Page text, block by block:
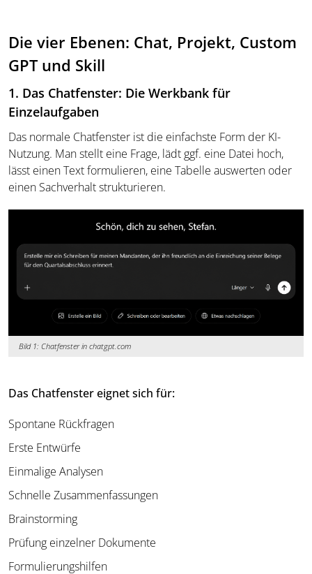
Die vier Ebenen: Chat, Projekt, Custom
GPT und Skill
1. Das Chatfenster: Die Werkbank für
Einzelaufgaben
Das normale Chatfenster ist die einfachste Form der KI-
Nutzung. Man stellt eine Frage, lädt ggf. eine Datei hoch,
lässt einen Text formulieren, eine Tabelle auswerten oder
einen Sachverhalt strukturieren.
Bild 1: Chatfenster in chatgpt.com
Das Chatfenster eignet sich für:
Spontane Rückfragen
Erste Entwürfe
Einmalige Analysen
Schnelle Zusammenfassungen
Brainstorming
Prüfung einzelner Dokumente
Formulierungshilfen